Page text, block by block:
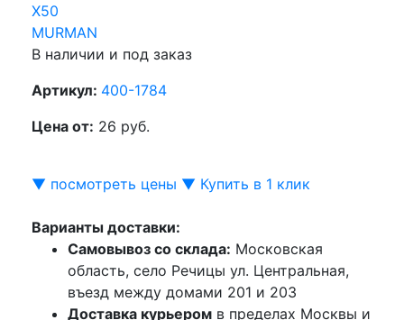
X50
MURMAN
В наличии и под заказ
Артикул: 400-1784
Цена от: 26 руб.
▼ посмотреть цены ▼ Купить в 1 клик
Варианты доставки:
Самовывоз со склада: Московская
область, село Речицы ул. Центральная,
въезд между домами 201 и 203
Доставка курьером в пределах Москвы и